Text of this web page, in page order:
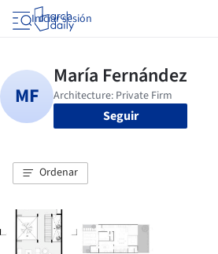
Iniciar sesión
Seguir
Ordenar